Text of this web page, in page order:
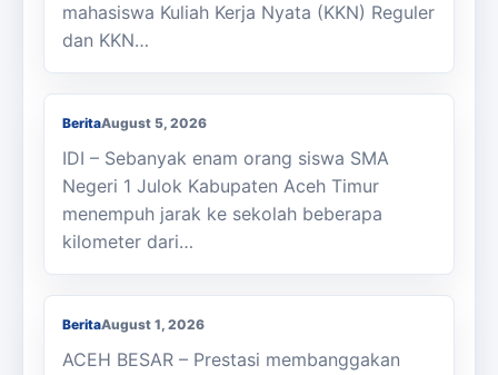
mahasiswa Kuliah Kerja Nyata (KKN) Reguler
dan KKN…
Berjalan Kaki ke Sekolah, Enam Siswa
SMAN 1 Julok Butuh Sepeda
BeritaAugust 5, 2026
IDI – Sebanyak enam orang siswa SMA
Negeri 1 Julok Kabupaten Aceh Timur
menempuh jarak ke sekolah beberapa
kilometer dari…
Membanggakan, Siswa SMK PPN Saree
Raih Juara LKS Nasional 2026
BeritaAugust 1, 2026
ACEH BESAR – Prestasi membanggakan